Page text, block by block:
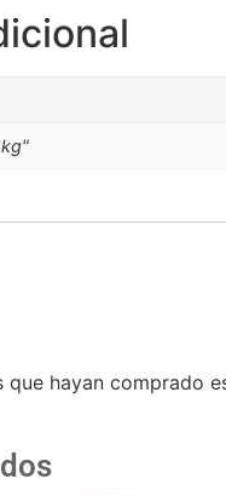
hayan comprado